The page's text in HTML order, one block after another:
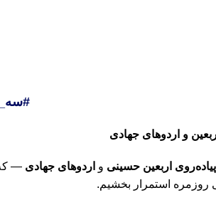
و اردوهای جهادی
پیاده‌روی اربعین حسینی و اردوهای جهادی —
روزمره استمرار بخشیم.